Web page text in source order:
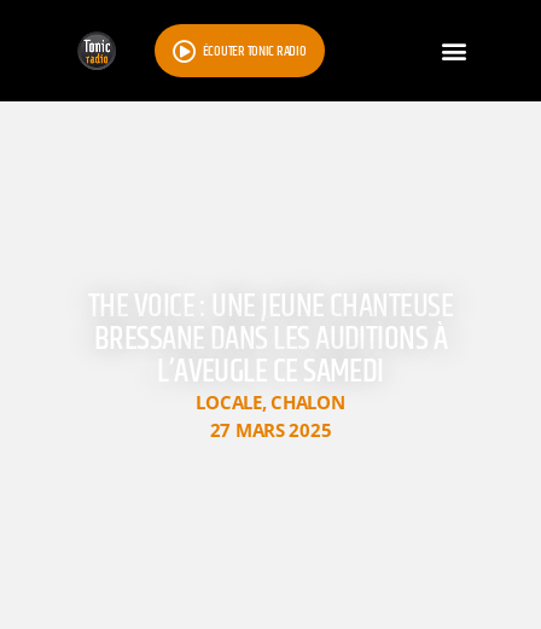
ÉCOUTER TONIC RADIO
THE VOICE : UNE JEUNE CHANTEUSE
BRESSANE DANS LES AUDITIONS À
L’AVEUGLE CE SAMEDI
LOCALE,CHALON
27 MARS 2025